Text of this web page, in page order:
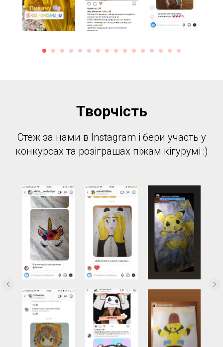
Творчість
Стеж за нами в Instagram і бери участь у
конкурсах та розіграшах піжам кігурумі :)